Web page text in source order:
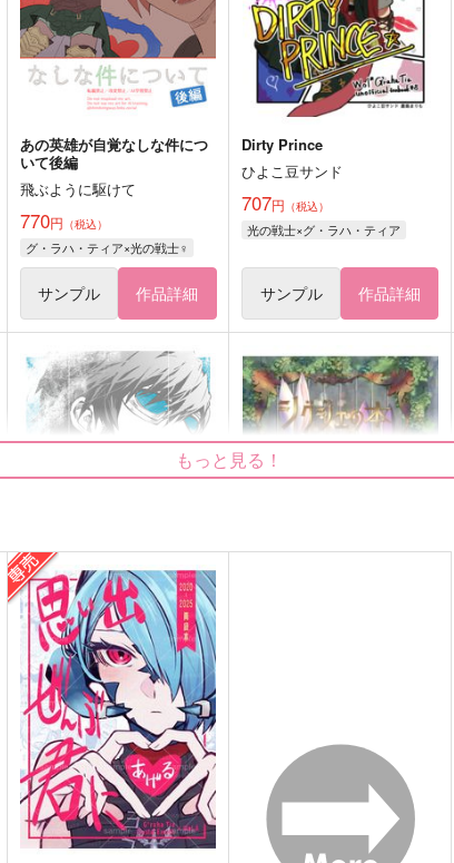
あの英雄が自覚なしな件につ
いて後編
飛ぶように駆けて
770円 （税込）
グ・ラハ・ティア×光の戦士♀
サンプル 作品詳細
Dirty Prince
ひよこ豆サンド
707円 （税込）
光の戦士×グ・ラハ・ティア
サンプル 作品詳細
白雲に青
mnr.
990円（税込）
レオファード
サンプル 作品詳細
ヴィエラ×ヴィエラ
サンプル 作品詳細
もっと見る！